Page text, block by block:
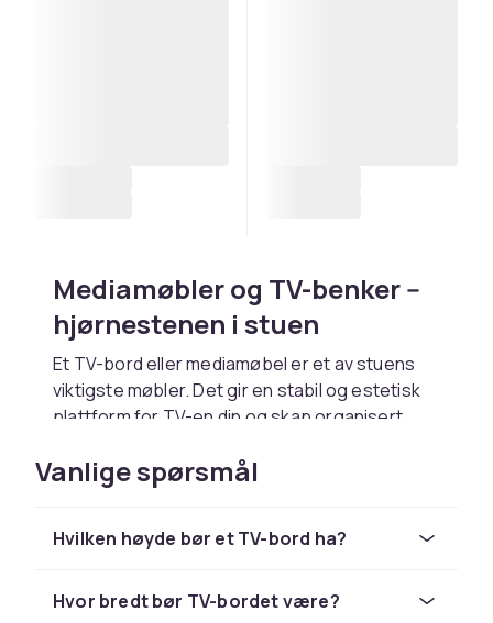
Mediamøbler og TV-benker --
hjørnestenen i stuen
Et TV-bord eller mediamøbel er et av stuens
viktigste møbler. Det gir en stabil og estetisk
plattform for TV-en din og skap organisert
underholdningsmateriell. Et godt mediamøbel
setter standarden for resten av stuerommets
Mediamøbler finnes i mange varianter: enkle
medieseksjoner med skap og hyller, og
Vanlige spørsmål
Hvilken høyde bør et TV-bord ha?
Hvor bredt bør TV-bordet være?